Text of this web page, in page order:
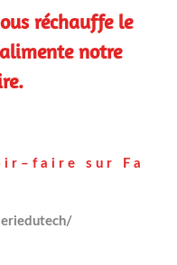
réchauffe le
notre
i r – f a i r e s u r F a